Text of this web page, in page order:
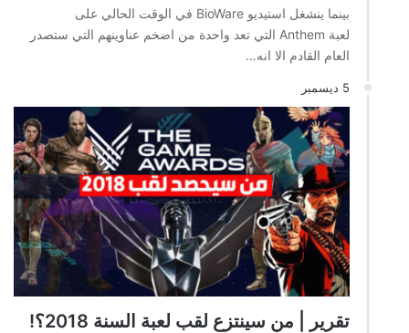
بينما ينشغل استيديو BioWare في الوقت الحالي على
لعبة Anthem التي تعد واحدة من اضخم عناوينهم التي ستصدر
العام القادم الا انه…
5 ديسمبر
تقرير | من سينتزع لقب لعبة السنة 2018؟!